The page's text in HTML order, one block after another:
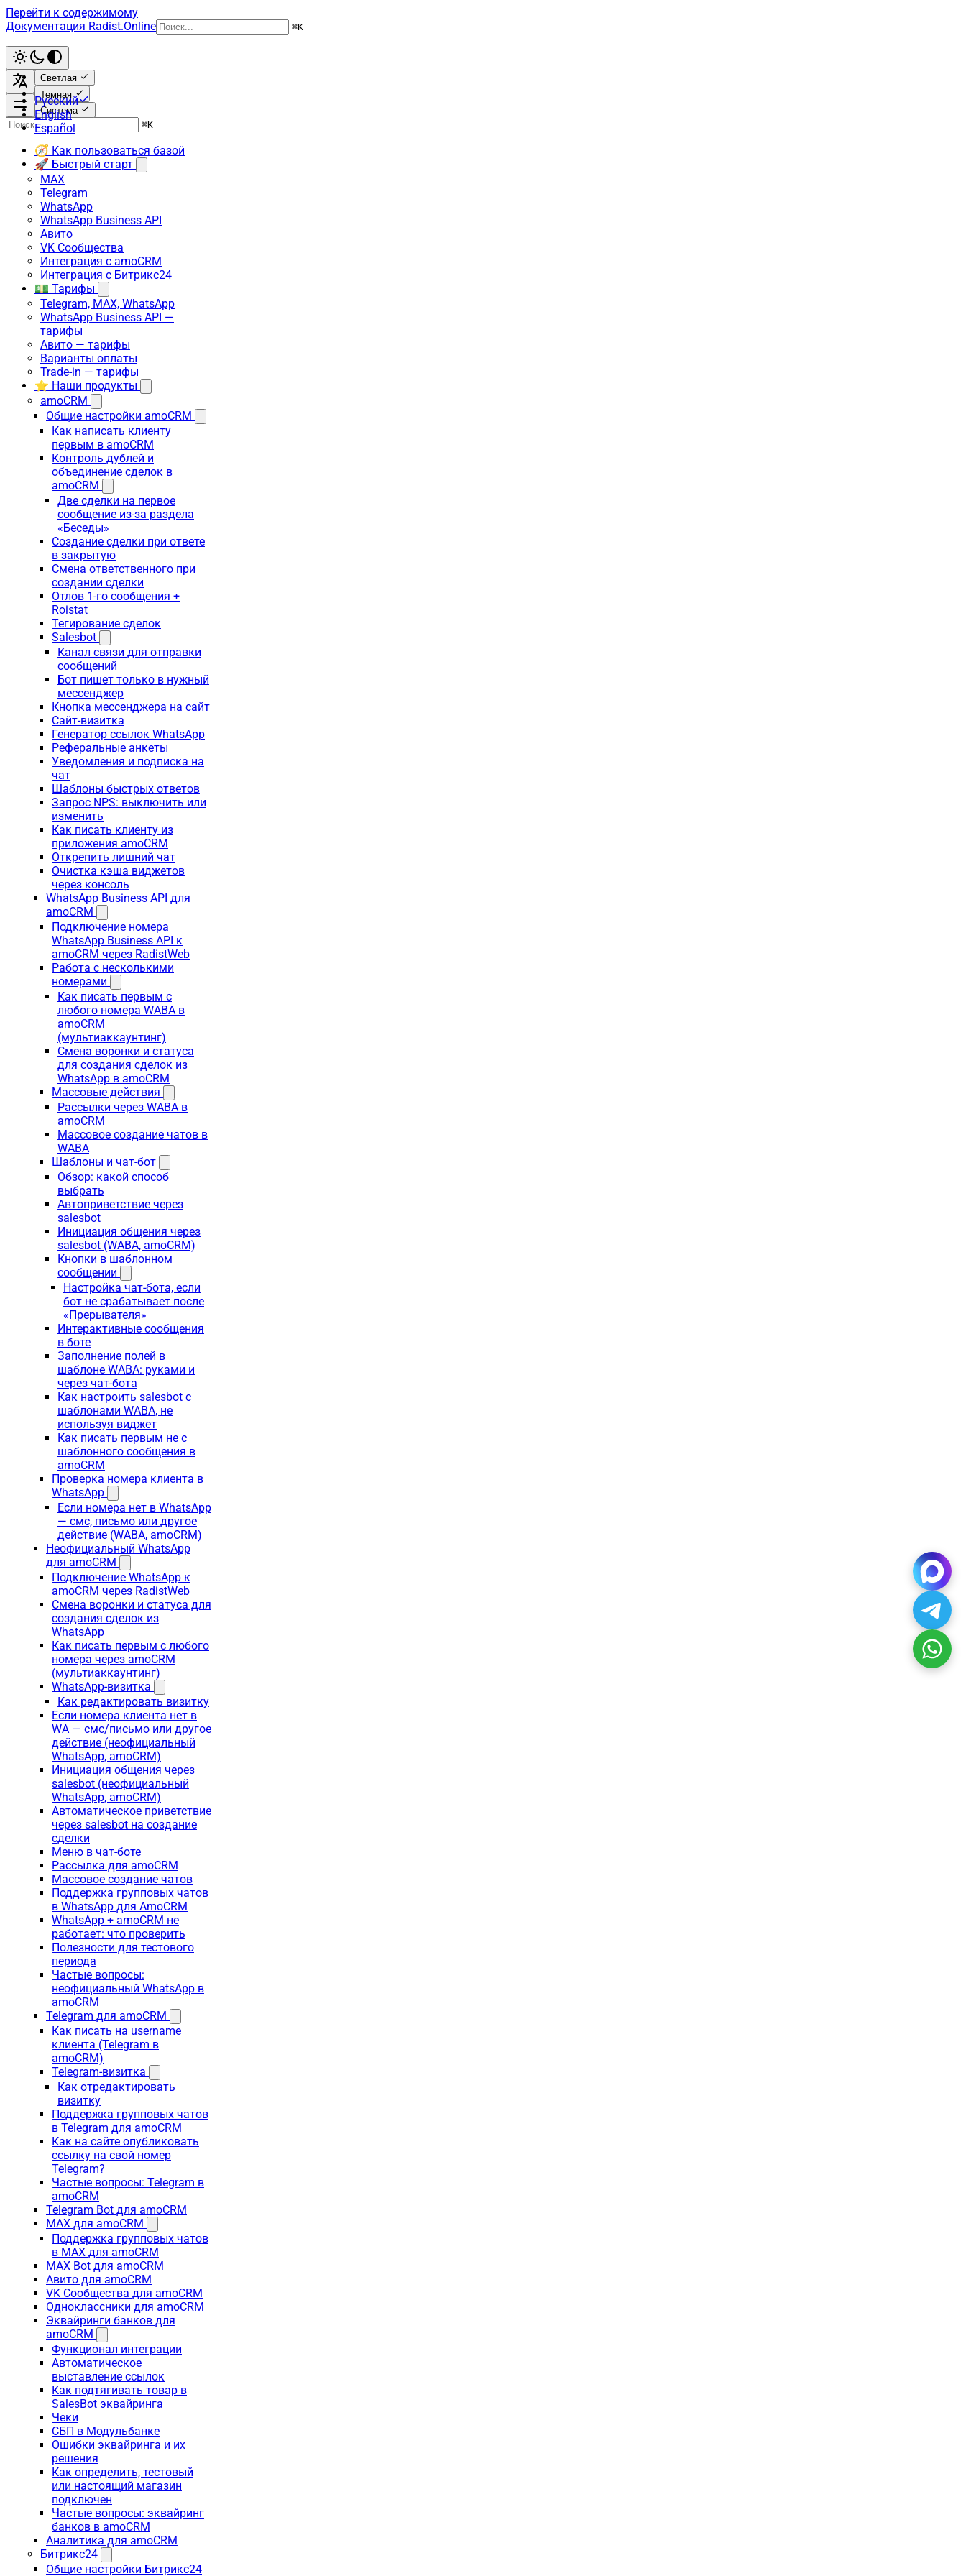
Перейти к содержимому
Документация Radist.Online
⌘K
Светлая
Темная
Система
Русский
English
Español
⌘K
🧭 Как пользоваться базой
🚀 Быстрый старт
MAX
Telegram
WhatsApp
WhatsApp Business API
Авито
VK Сообщества
Интеграция с amoCRM
Интеграция с Битрикс24
💵 Тарифы
Telegram, MAX, WhatsApp
WhatsApp Business API —
тарифы
Авито — тарифы
Варианты оплаты
Trade-in — тарифы
⭐ Наши продукты
amoCRM
Общие настройки amoCRM
Как написать клиенту
первым в amoCRM
Контроль дублей и
объединение сделок в
amoCRM
Две сделки на первое
сообщение из-за раздела
«Беседы»
Создание сделки при ответе
в закрытую
Смена ответственного при
создании сделки
Отлов 1-го сообщения +
Roistat
Тегирование сделок
Salesbot
Канал связи для отправки
сообщений
Бот пишет только в нужный
мессенджер
Кнопка мессенджера на сайт
Сайт-визитка
Генератор ссылок WhatsApp
Реферальные анкеты
Уведомления и подписка на
чат
Шаблоны быстрых ответов
Запрос NPS: выключить или
изменить
Как писать клиенту из
приложения amoCRM
Открепить лишний чат
Очистка кэша виджетов
через консоль
WhatsApp Business API для
amoCRM
Подключение номера
WhatsApp Business API к
amoCRM через RadistWeb
Работа с несколькими
номерами
Как писать первым с
любого номера WABA в
amoCRM
(мультиаккаунтинг)
Смена воронки и статуса
для создания сделок из
WhatsApp в amoCRM
Массовые действия
Рассылки через WABA в
amoCRM
Массовое создание чатов в
WABA
Шаблоны и чат-бот
Обзор: какой способ
выбрать
Автоприветствие через
salesbot
Инициация общения через
salesbot (WABA, amoCRM)
Кнопки в шаблонном
сообщении
Настройка чат-бота, если
бот не срабатывает после
«Прерывателя»
Интерактивные сообщения
в боте
Заполнение полей в
шаблоне WABA: руками и
через чат-бота
Как настроить salesbot с
шаблонами WABA, не
используя виджет
Как писать первым не с
шаблонного сообщения в
amoCRM
Проверка номера клиента в
WhatsApp
Если номера нет в WhatsApp
— смс, письмо или другое
действие (WABA, amoCRM)
Неофициальный WhatsApp
для amoCRM
Подключение WhatsApp к
amoCRM через RadistWeb
Смена воронки и статуса для
создания сделок из
WhatsApp
Как писать первым с любого
номера через amoCRM
(мультиаккаунтинг)
WhatsApp-визитка
Как редактировать визитку
Если номера клиента нет в
WA — смс/письмо или другое
действие (неофициальный
WhatsApp, amoCRM)
Инициация общения через
salesbot (неофициальный
WhatsApp, amoCRM)
Автоматическое приветствие
через salesbot на создание
сделки
Меню в чат-боте
Рассылка для amoCRM
Массовое создание чатов
Поддержка групповых чатов
в WhatsApp для AmoCRM
WhatsApp + amoCRM не
работает: что проверить
Полезности для тестового
периода
Частые вопросы:
неофициальный WhatsApp в
amoCRM
Telegram для amoCRM
Как писать на username
клиента (Telegram в
amoCRM)
Telegram-визитка
Как отредактировать
визитку
Поддержка групповых чатов
в Telegram для amoCRM
Как на сайте опубликовать
ссылку на свой номер
Telegram?
Частые вопросы: Telegram в
amoCRM
Telegram Bot для amoCRM
MAX для amoCRM
Поддержка групповых чатов
в MAX для amoCRM
MAX Bot для amoCRM
Авито для amoCRM
VK Сообщества для amoCRM
Одноклассники для amoCRM
Эквайринги банков для
amoCRM
Функционал интеграции
Автоматическое
выставление ссылок
Как подтягивать товар в
SalesBot эквайринга
Чеки
СБП в Модульбанке
Ошибки эквайринга и их
решения
Как определить, тестовый
или настоящий магазин
подключен
Частые вопросы: эквайринг
банков в amoCRM
Аналитика для amoCRM
Битрикс24
Общие настройки Битрикс24